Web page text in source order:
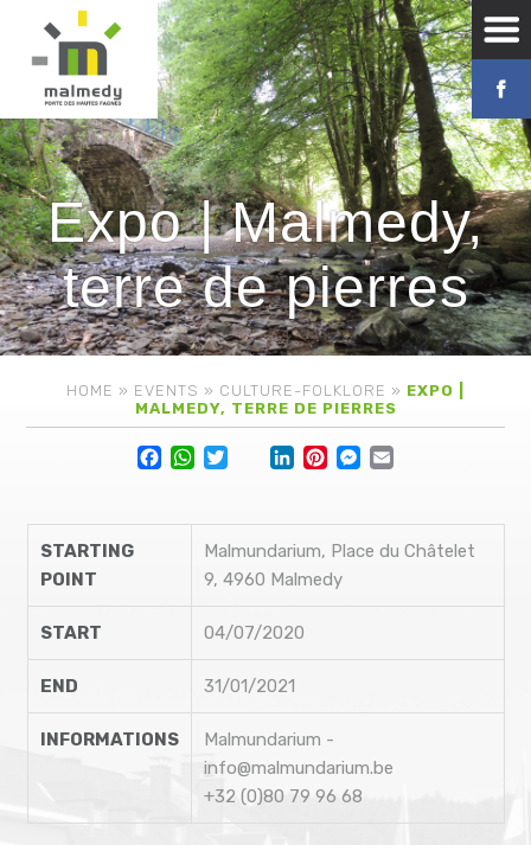
Expo | Malmedy,
terre de pierres
HOME » EVENTS » CULTURE-FOLKLORE » EXPO |
MALMEDY, TERRE DE PIERRES
Facebook
STARTING
POINT
Malmundarium, Place du Châtelet
9, 4960 Malmedy
START 04/07/2020
END 31/01/2021
INFORMATIONS
Malmundarium -
info@malmundarium.be
+32 (0)80 79 96 68